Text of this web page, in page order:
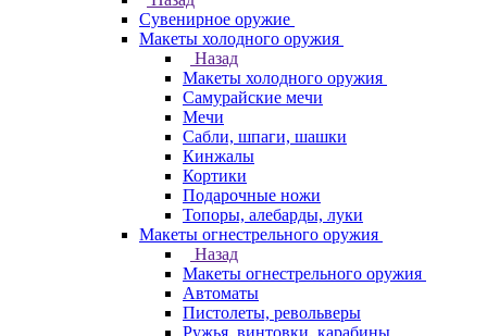
Сувенирное оружие
Макеты холодного оружия
Назад
Макеты холодного оружия
Самурайские мечи
Мечи
Сабли, шпаги, шашки
Кинжалы
Кортики
Подарочные ножи
Топоры, алебарды, луки
Макеты огнестрельного оружия
Назад
Макеты огнестрельного оружия
Автоматы
Пистолеты, револьверы
Ружья, винтовки, карабины